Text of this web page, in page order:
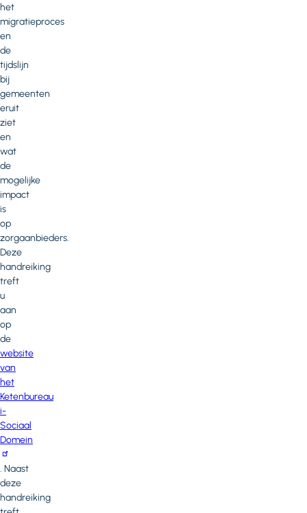
het
migratieproces
en
de
tijdslijn
bij
gemeenten
eruit
ziet
en
wat
de
mogelijke
impact
is
op
zorgaanbieders.
Deze
handreiking
treft
u
aan
op
de
website
van
het
Ketenbureau
i-
Sociaal
Domein
. Naast
deze
handreiking